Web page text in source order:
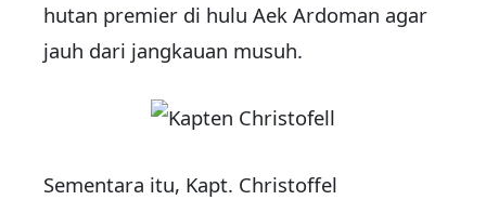
hutan premier di hulu Aek Ardoman agar
jauh dari jangkauan musuh.
Sementara itu, Kapt. Christoffel